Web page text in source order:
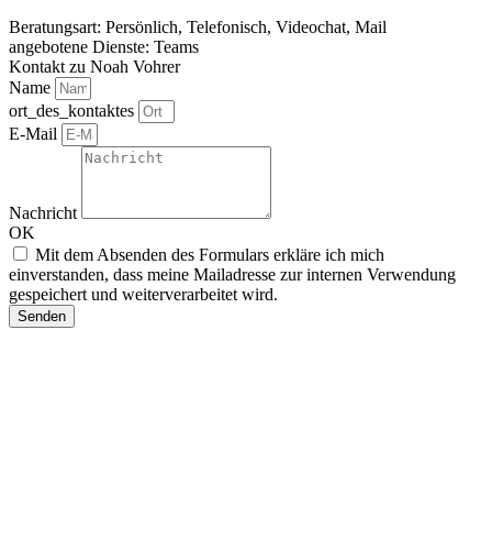
Beratungsart: Persönlich, Telefonisch, Videochat, Mail
angebotene Dienste: Teams
Kontakt zu Noah Vohrer
Name
ort_des_kontaktes
E-Mail
Nachricht
OK
Mit dem Absenden des Formulars erkläre ich mich
einverstanden, dass meine Mailadresse zur internen Verwendung
gespeichert und weiterverarbeitet wird.
Senden